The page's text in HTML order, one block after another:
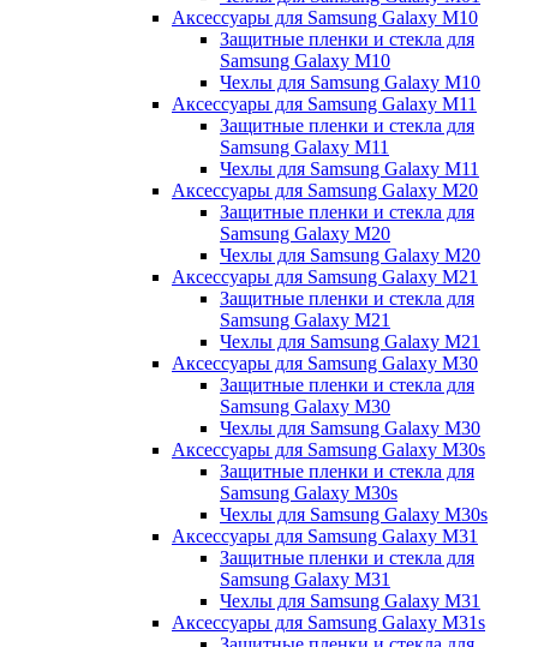
Аксессуары для Samsung Galaxy M10
Защитные пленки и стекла для
Samsung Galaxy M10
Чехлы для Samsung Galaxy M10
Аксессуары для Samsung Galaxy M11
Защитные пленки и стекла для
Samsung Galaxy M11
Чехлы для Samsung Galaxy M11
Аксессуары для Samsung Galaxy M20
Защитные пленки и стекла для
Samsung Galaxy M20
Чехлы для Samsung Galaxy M20
Аксессуары для Samsung Galaxy M21
Защитные пленки и стекла для
Samsung Galaxy M21
Чехлы для Samsung Galaxy M21
Аксессуары для Samsung Galaxy M30
Защитные пленки и стекла для
Samsung Galaxy M30
Чехлы для Samsung Galaxy M30
Аксессуары для Samsung Galaxy M30s
Защитные пленки и стекла для
Samsung Galaxy M30s
Чехлы для Samsung Galaxy M30s
Аксессуары для Samsung Galaxy M31
Защитные пленки и стекла для
Samsung Galaxy M31
Чехлы для Samsung Galaxy M31
Аксессуары для Samsung Galaxy M31s